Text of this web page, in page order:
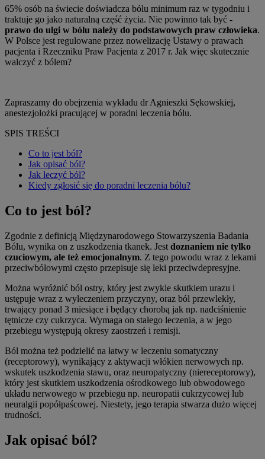
65% osób na świecie doświadcza bólu minimum raz w tygodniu i
traktuje go jako naturalną część życia. Nie powinno tak być -
prawo do ulgi w bólu należy do podstawowych praw człowieka.
W Polsce jest regulowane przez nowelizację Ustawy o prawach
pacjenta i Rzeczniku Praw Pacjenta z 2017 r. Jak więc skutecznie
walczyć z bólem?
Zapraszamy do obejrzenia wykładu dr Agnieszki Sękowskiej,
anestezjolożki pracującej w poradni leczenia bólu.
SPIS TREŚCI
Co to jest ból?
Jak opisać ból?
Jak leczyć ból?
Kiedy zgłosić się do poradni leczenia bólu?
Co to jest ból?
Zgodnie z definicją Międzynarodowego Stowarzyszenia Badania
Bólu, wynika on z uszkodzenia tkanek. Jest doznaniem nie tylko
czuciowym, ale też emocjonalnym. Z tego powodu wraz z lekami
przeciwbólowymi często przepisuje się leki przeciwdepresyjne.
Można wyróżnić ból ostry, który jest zwykle skutkiem urazu i
ustępuje wraz z wyleczeniem przyczyny, oraz ból przewlekły,
trwający ponad 3 miesiące i będący chorobą jak np. nadciśnienie
tętnicze czy cukrzyca. Wymaga on stałego leczenia, a w jego
przebiegu występują okresy zaostrzeń i remisji.
Ból można też podzielić na łatwy w leczeniu somatyczny
(receptorowy), wynikający z aktywacji włókien nerwowych np.
wskutek uszkodzenia stawu, oraz neuropatyczny (niereceptorowy),
który jest skutkiem uszkodzenia ośrodkowego lub obwodowego
układu nerwowego w przebiegu np. neuropatii cukrzycowej lub
neuralgii popółpaścowej. Niestety, jego terapia stwarza dużo więcej
trudności.
Jak opisać ból?